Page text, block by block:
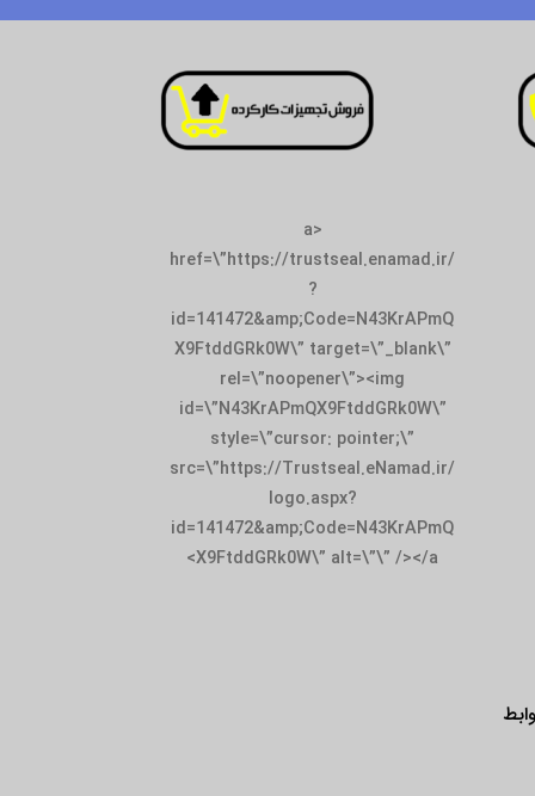
<a
href=\”https://trustseal.enamad.ir/
?
id=141472&amp;Code=N43KrAPmQ
X9FtddGRk0W\” target=\”_blank\”
rel=\”noopener\”><img
id=\”N43KrAPmQX9FtddGRk0W\”
style=\”cursor: pointer;\”
src=\”https://Trustseal.eNamad.ir/
logo.aspx?
id=141472&amp;Code=N43KrAPmQ
X9FtddGRk0W\” alt=\”\” /></a>